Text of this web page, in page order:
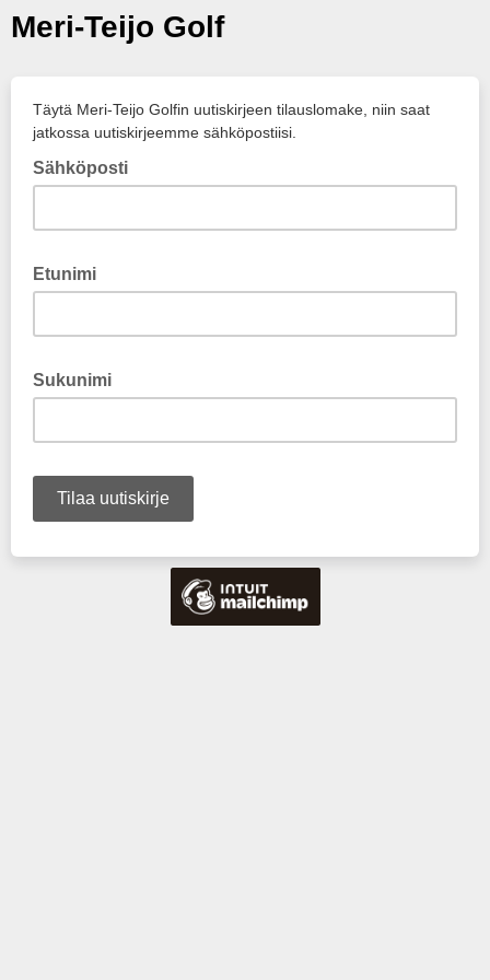
Meri-Teijo Golf
Täytä Meri-Teijo Golfin uutiskirjeen tilauslomake, niin saat
jatkossa uutiskirjeemme sähköpostiisi.
Sähköposti
Etunimi
Sukunimi